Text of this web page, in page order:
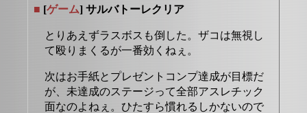
■ [ゲーム] サルバトーレクリア
とりあえずラスボスも倒した。ザコは無視し
て殴りまくるが一番効くねぇ。
次はお手紙とプレゼントコンプ達成が目標だ
が、未達成のステージって全部アスレチック
面なのよねぇ。ひたすら慣れるしかないので